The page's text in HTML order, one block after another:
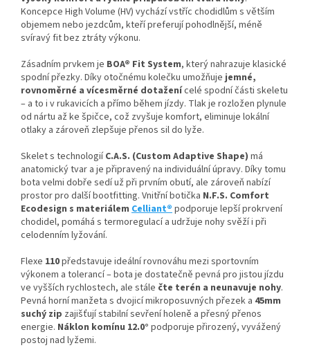
Koncepce High Volume (HV) vychází vstříc chodidlům s větším
objemem nebo jezdcům, kteří preferují pohodlnější, méně
svíravý fit bez ztráty výkonu.
Zásadním prvkem je BOA® Fit System, který nahrazuje klasické
spodní přezky. Díky otočnému kolečku umožňujejemné,
rovnoměrné a vícesměrné dotaženícelé spodní části skeletu
– a to i v rukavicích a přímo během jízdy. Tlak je rozložen plynule
od nártu až ke špičce, což zvyšuje komfort, eliminuje lokální
otlaky a zároveň zlepšuje přenos sil do lyže.
Skelet s technologiíC.A.S. (Custom Adaptive Shape) má
anatomický tvar a je připravený na individuální úpravy. Díky tomu
bota velmi dobře sedí už při prvním obutí, ale zároveň nabízí
prostor pro další bootfitting. Vnitřní botička N.F.S. Comfort
Ecodesign s materiálem Celliant®podporuje lepší prokrvení
chodidel, pomáhá s termoregulací a udržuje nohy svěží i při
celodenním lyžování.
Flexe 110představuje ideální rovnováhu mezi sportovním
výkonem a tolerancí – bota je dostatečně pevná pro jistou jízdu
ve vyšších rychlostech, ale stále čte terén a neunavuje nohy.
Pevná horní manžeta s dvojicí mikroposuvných přezek a 45mm
suchý zip zajišťují stabilní sevření holeně a přesný přenos
energie. Náklon komínu 12.0° podporuje přirozený, vyvážený
postoj nad lyžemi.